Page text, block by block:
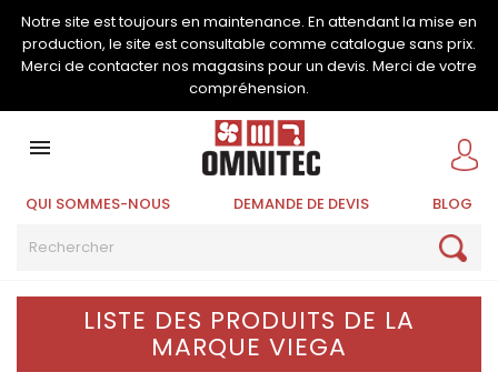
Notre site est toujours en maintenance. En attendant la mise en
production, le site est consultable comme catalogue sans prix.
Merci de contacter nos magasins pour un devis. Merci de votre
compréhension.

QUI SOMMES-NOUS DEMANDE DE DEVIS BLOG
LISTE DES PRODUITS DE LA
MARQUE VIEGA